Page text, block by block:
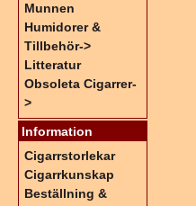
Munnen
Humidorer &
Tillbehör->
Litteratur
Obsoleta Cigarrer-
>
Information
Cigarrstorlekar
Cigarrkunskap
Beställning &